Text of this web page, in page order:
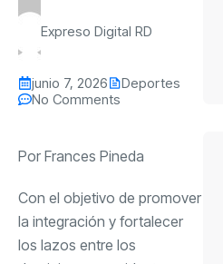
Expreso Digital RD
junio 7, 2026
Deportes
No Comments
Por Frances Pineda
Con el objetivo de promover
la integración y fortalecer
los lazos entre los